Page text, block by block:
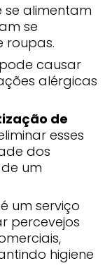
se alimentam
se
roupas.
causar
alérgicas
de
esses
dos
um
um serviço
percevejos
higiene